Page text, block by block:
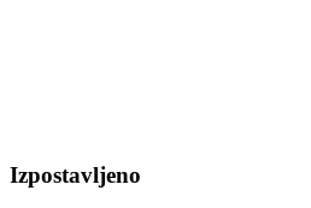
Izpostavljeno